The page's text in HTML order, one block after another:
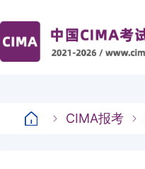
CIMA报考